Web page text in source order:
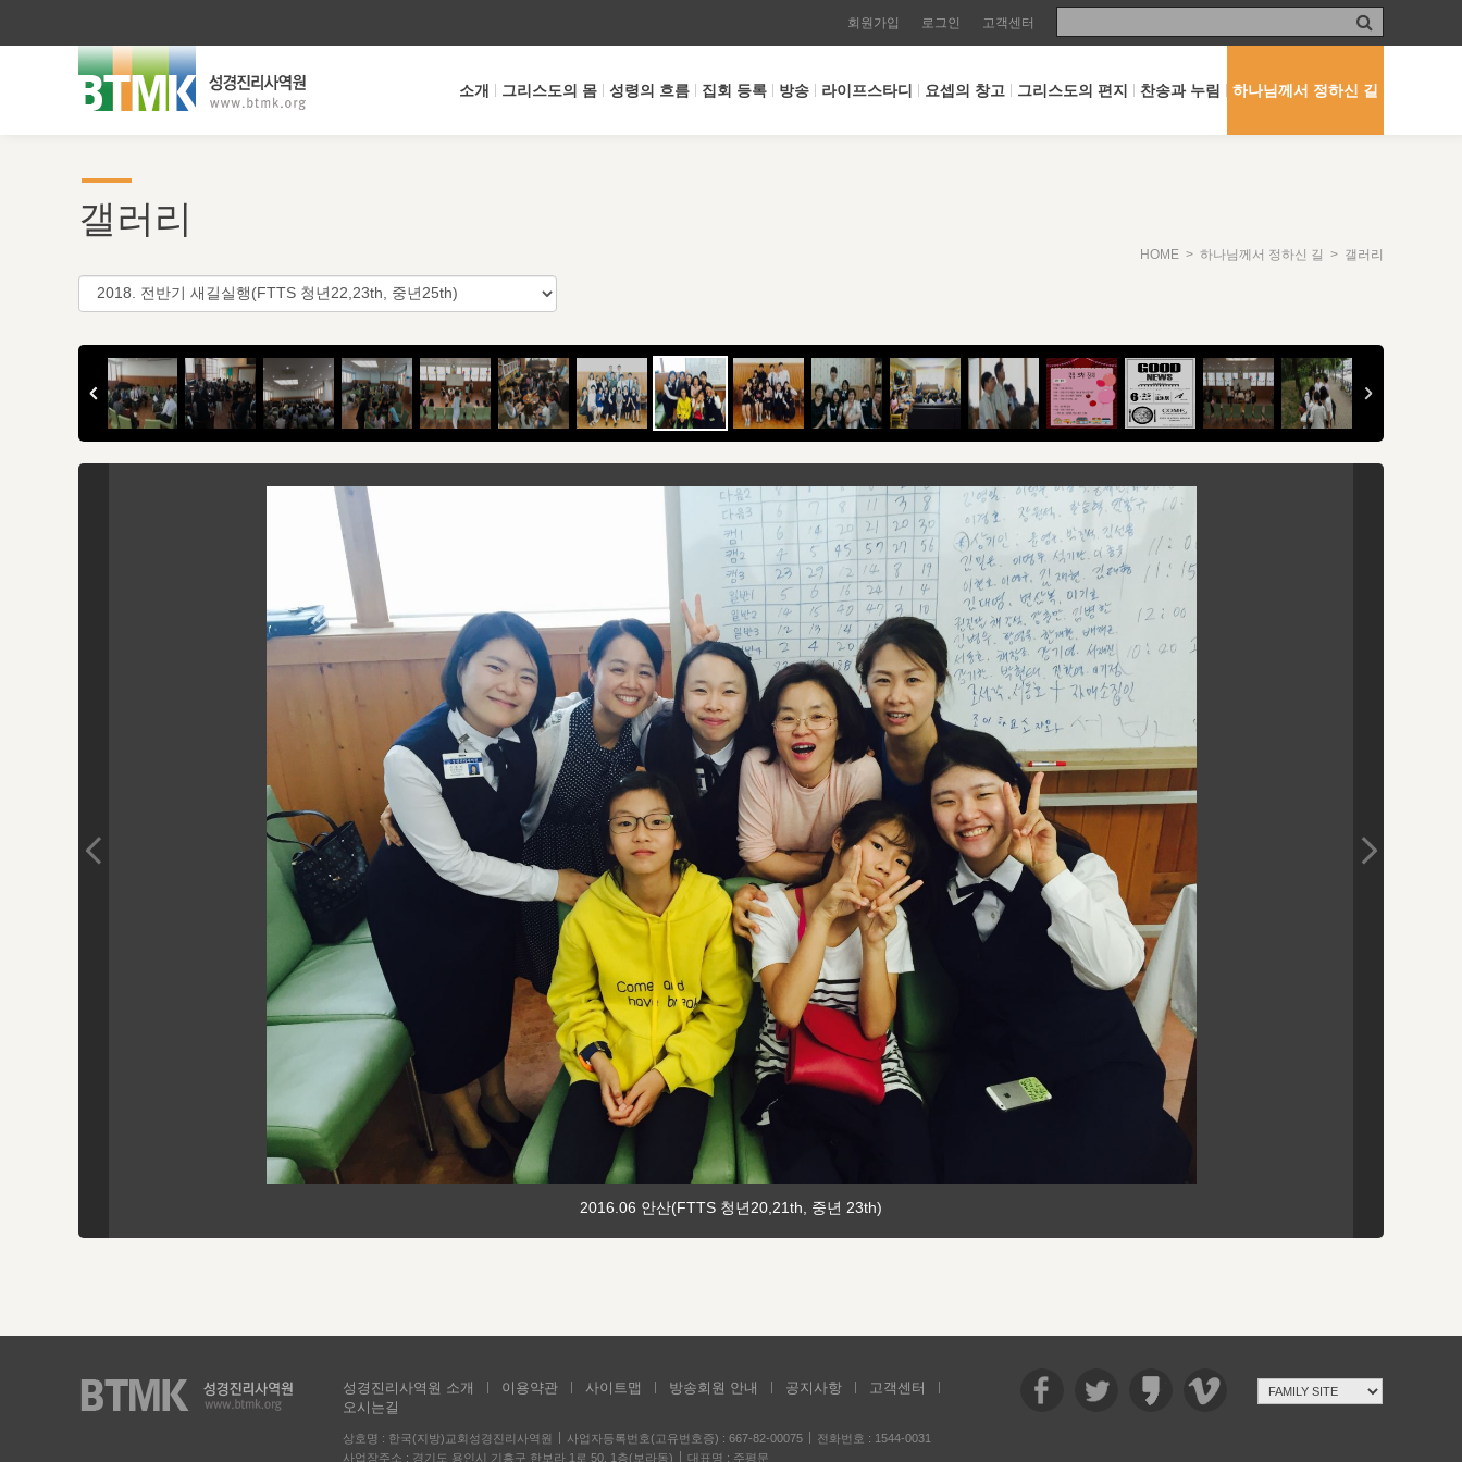
회원가입 로그인 고객센터
소개 그리스도의 몸 성령의 흐름 집회 등록 방송 라이프스타디 요셉의 창고 그리스도의 편지 찬송과 누림 하나님께서 정하신 길
갤러리
HOME > 하나님께서 정하신 길 > 갤러리
2016.06 안산(FTTS 청년20,21th, 중년 23th)
성경진리사역원 소개 이용약관 사이트맵 방송회원 안내 공지사항
고객센터
오시는길
상호명 : 한국(지방)교회성경진리사역원 사업자등록번호(고유번호증) : 667-82-00075
전화번호 : 1544-0031
사업장주소 : 경기도 용인시 기흥구 한보라 1로 50, 1층(보라동)
대표명 : 주평문